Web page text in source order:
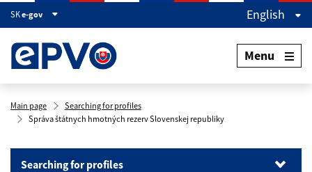
SKe-gov English
Menu
Main page
Searching for profiles
Správa štátnych hmotných rezerv Slovenskej republiky
Searching for profiles